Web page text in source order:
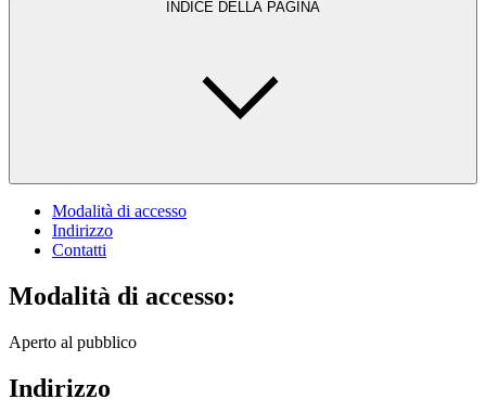
INDICE DELLA PAGINA
Modalità di accesso
Indirizzo
Contatti
Modalità di accesso:
Aperto al pubblico
Indirizzo